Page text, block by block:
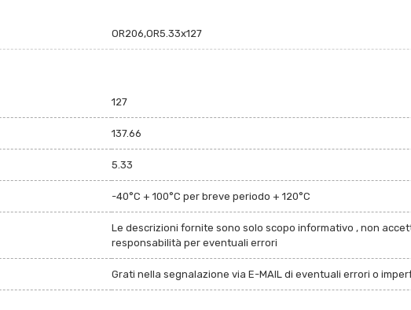
OR206,OR5.33x127
127
137.66
5.33
-40°C + 100°C per breve periodo + 120°C
Le descrizioni fornite sono solo scopo informativo , non
responsabilità per eventuali errori
Grati nella segnalazione via E-MAIL di eventuali errori o